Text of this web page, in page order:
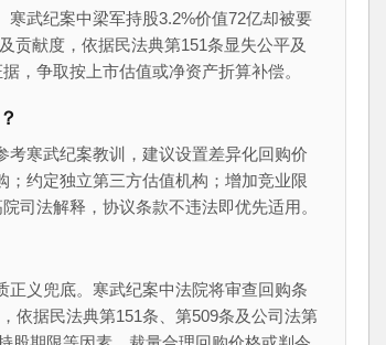
武纪案中梁军持股3.2%价值72亿却被要
贡献度，依据民法典第151条显失公平及
，争取按上市估值或净资产折算补偿。
寒武纪案教训，建议设置差异化回购价
约定独立第三方估值机构；增加竞业限
司法解释，协议条款不违法即优先适用。
义兜底。寒武纪案中法院将审查回购条
依据民法典第151条、第509条及公司法第